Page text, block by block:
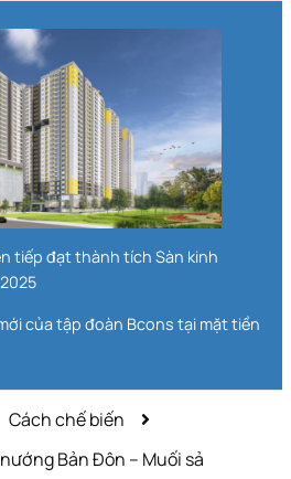
của tập đoàn Bcons tại mặt tiền
Cách chế biến
Bản Đôn – Muối sả